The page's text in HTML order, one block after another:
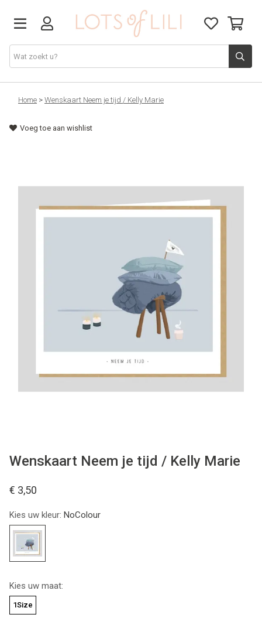
VADERDAG
SOLDEN
GREEN LIVING
KIDS
CADEAUBON
Home > Wenskaart Neem je tijd / Kelly Marie
Voeg toe aan wishlist
Wenskaart Neem je tijd / Kelly Marie
€ 3,50
Kies uw kleur: NoColour
Kies uw maat:
1Size